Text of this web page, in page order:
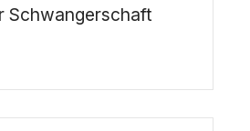
Schwangerschaft